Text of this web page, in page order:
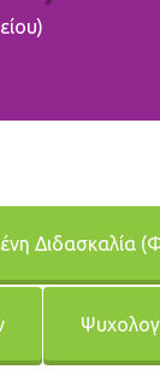
Διδασκαλία